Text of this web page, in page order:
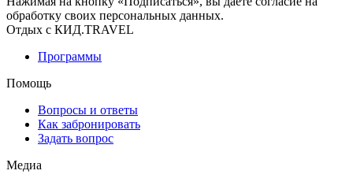
обработку своих персональных данных.
Отдых с КИД.TRAVEL
Программы
Помощь
Вопросы и ответы
Как забронировать
Задать вопрос
Медиа